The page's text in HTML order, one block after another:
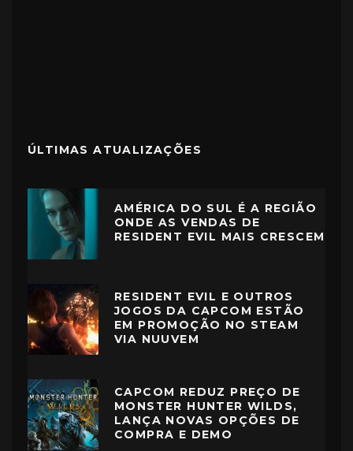
ÚLTIMAS ATUALIZAÇÕES
AMÉRICA DO SUL É A REGIÃO
ONDE AS VENDAS DE
RESIDENT EVIL MAIS CRESCEM
RESIDENT EVIL E OUTROS
JOGOS DA CAPCOM ESTÃO
EM PROMOÇÃO NO STEAM
VIA NUUVEM
CAPCOM REDUZ PREÇO DE
MONSTER HUNTER WILDS,
LANÇA NOVAS OPÇÕES DE
COMPRA E DEMO